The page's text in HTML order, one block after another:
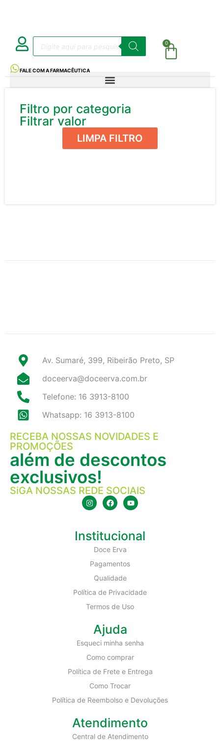
0
FALE COM A FARMACÊUTICA
Filtro por categoria
Filtrar valor
LIMPA FILTRO
Av. Sumaré, 399, Ribeirão Preto, SP
doceerva@doceerva.com.br
Telefone: 16 3913-8100
Whatsapp: 16 3913-8100
RECEBA NOSSAS NOVIDADES E
PROMOÇÕES
além de descontos
exclusivos!
SiGA NOSSAS REDE SOCIAIS
Institucional
Doce Erva
Pagamentos
Qualidade
Política de Privacidade
Termos de Uso
Ajuda
Esqueci minha senha
Como comprar
Política de Frete e Entrega
Como Trocar
Política de Reembolso e Devoluções
Atendimento
Central de Atendimento